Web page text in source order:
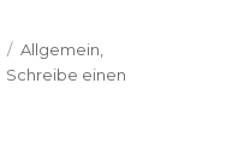
Kategorien
Allgemein
Schreibe einen